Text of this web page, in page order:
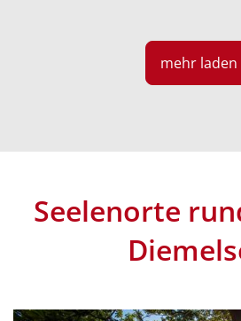
mehr laden
Seelenorte